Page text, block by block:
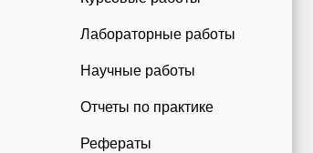
Лабораторные работы
Научные работы
Отчеты по практике
Рефераты